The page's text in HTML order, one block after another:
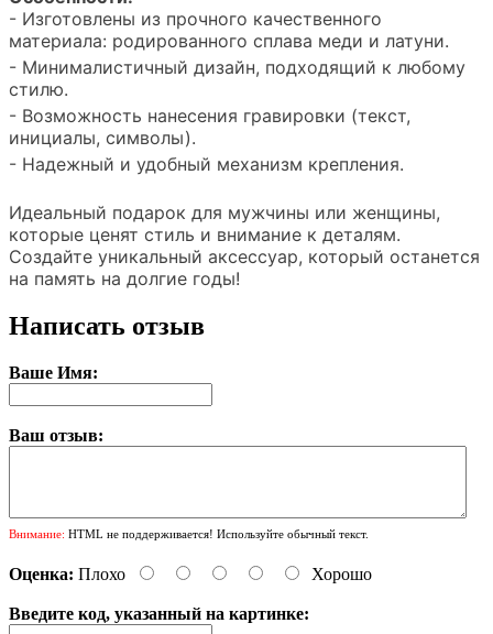
- Изготовлены из прочного качественного
материала: родированного сплава меди и латуни.
- Минималистичный дизайн, подходящий к любому
стилю.
- Возможность нанесения гравировки (текст,
инициалы, символы).
- Надежный и удобный механизм крепления.
Идеальный подарок для мужчины или женщины,
которые ценят стиль и внимание к деталям.
Создайте уникальный аксессуар, который останется
на память на долгие годы!
Написать отзыв
Ваше Имя:
Ваш отзыв:
Внимание: HTML не поддерживается! Используйте обычный текст.
Оценка: Плохо Хорошо
Введите код, указанный на картинке: